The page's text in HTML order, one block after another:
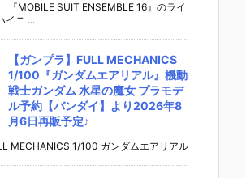
『MOBILE SUIT ENSEMBLE 16』のライ
イニ ...
【ガンプラ】FULL MECHANICS
1/100『ガンダムエアリアル』機動
戦士ガンダム 水星の魔女 プラモデ
ル予約【バンダイ】より2026年8
月6日再販予定♪
MECHANICS 1/100 ガンダムエアリアル